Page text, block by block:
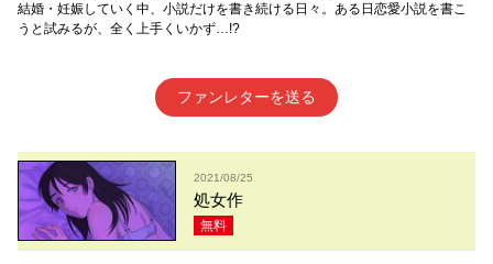
結婚・妊娠していく中、小説だけを書き続ける日々。ある日恋愛小説を書こ
うと試みるが、全く上手くいかず…!?
ファンレターを送る
2021/08/25
処女作
無料